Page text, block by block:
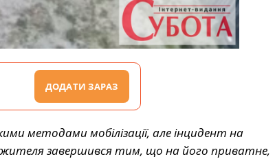
ДОДАТИ ЗАРАЗ
методами мобілізації, але інцидент на
жителя завершився тим, що на його приватне,